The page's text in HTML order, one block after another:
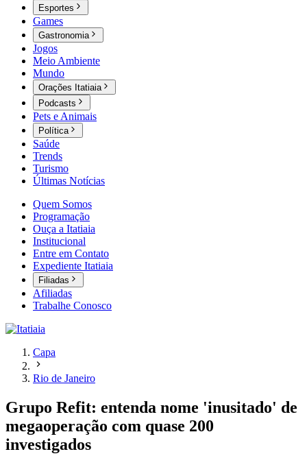
Esportes
Games
Gastronomia
Jogos
Meio Ambiente
Mundo
Orações Itatiaia
Podcasts
Pets e Animais
Política
Saúde
Trends
Turismo
Últimas Notícias
Quem Somos
Programação
Ouça a Itatiaia
Institucional
Entre em Contato
Expediente Itatiaia
Filiadas
Afiliadas
Trabalhe Conosco
Capa
Rio de Janeiro
Grupo Refit: entenda nome 'inusitado' de
megaoperação com quase 200
investigados